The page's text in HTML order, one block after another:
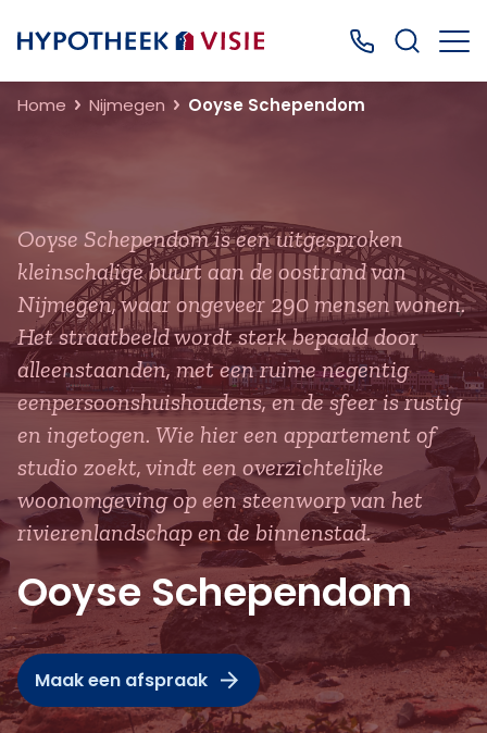
Terug naar home Bel ons: 0499
Home Nijmegen Ooyse Schependom
Ooyse Schependom is een uitgesproken
kleinschalige buurt aan de oostrand van
Nijmegen, waar ongeveer 290 mensen wonen.
Het straatbeeld wordt sterk bepaald door
alleenstaanden, met een ruime negentig
eenpersoonshuishoudens, en de sfeer is rustig
en ingetogen. Wie hier een appartement of
studio zoekt, vindt een overzichtelijke
woonomgeving op een steenworp van het
rivierenlandschap en de binnenstad.
Ooyse Schependom
Maak een afspraak